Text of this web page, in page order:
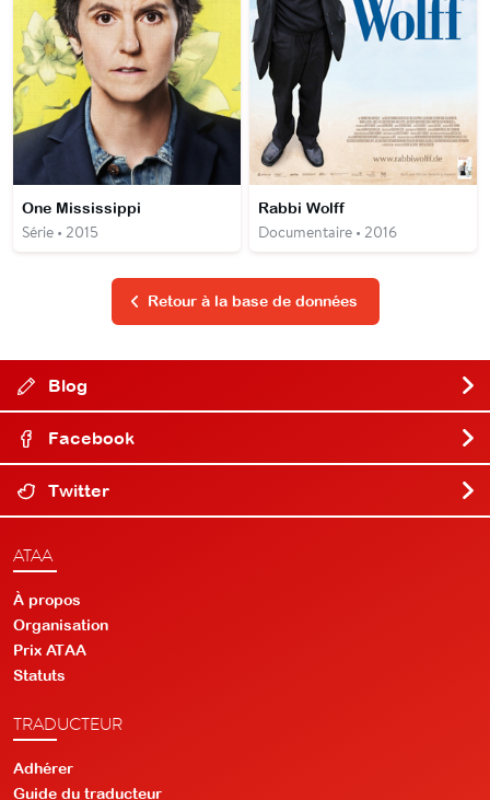
One Mississippi
Série • 2015
Rabbi Wolff
Documentaire • 2016
Retour à la base de données
Blog
Facebook
Twitter
ATAA
À propos
Organisation
Prix ATAA
Statuts
TRADUCTEUR
Adhérer
Guide du traducteur